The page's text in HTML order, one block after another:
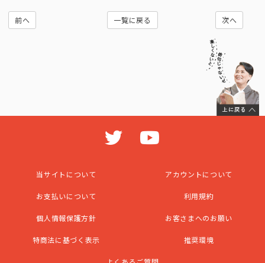
前へ 一覧に戻る 次へ
当サイトについて アカウントについて
お支払いについて 利用規約
個人情報保護方針 お客さまへのお願い
特商法に基づく表示 推奨環境